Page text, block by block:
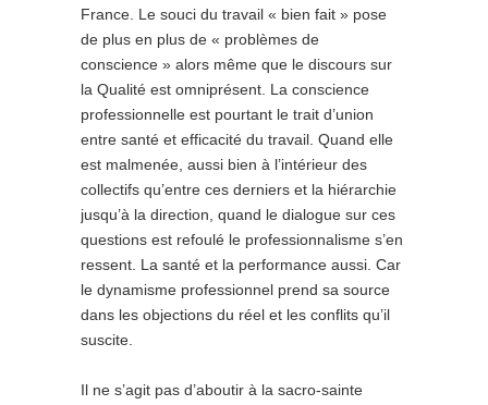
France. Le souci du travail « bien fait » pose
de plus en plus de « problèmes de
conscience » alors même que le discours sur
la Qualité est omniprésent. La conscience
professionnelle est pourtant le trait d’union
entre santé et efficacité du travail. Quand elle
est malmenée, aussi bien à l’intérieur des
collectifs qu’entre ces derniers et la hiérarchie
jusqu’à la direction, quand le dialogue sur ces
questions est refoulé le professionnalisme s’en
ressent. La santé et la performance aussi. Car
le dynamisme professionnel prend sa source
dans les objections du réel et les conflits qu’il
suscite.
Il ne s’agit pas d’aboutir à la sacro-sainte